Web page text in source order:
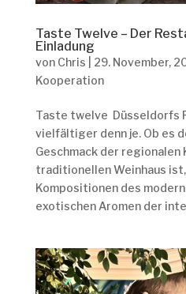
Taste Twelve – Der
Einladung
von Chris 29. November,
Kooperation
Taste twelve Düsseldorfs
vielfältiger denn je. Ob es
Geschmack der regionalen
traditionellen Weinhaus
Kompositionen des
exotischen Aromen der